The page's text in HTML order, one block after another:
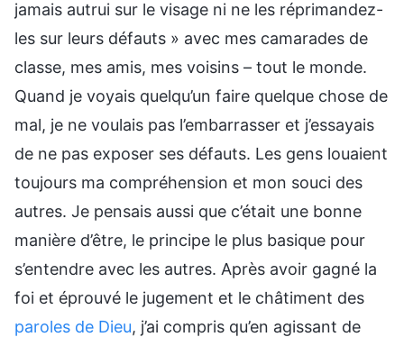
jamais autrui sur le visage ni ne les réprimandez-
les sur leurs défauts » avec mes camarades de
classe, mes amis, mes voisins – tout le monde.
Quand je voyais quelqu’un faire quelque chose de
mal, je ne voulais pas l’embarrasser et j’essayais
de ne pas exposer ses défauts. Les gens louaient
toujours ma compréhension et mon souci des
autres. Je pensais aussi que c’était une bonne
manière d’être, le principe le plus basique pour
s’entendre avec les autres. Après avoir gagné la
foi et éprouvé le jugement et le châtiment des
paroles de Dieu, j’ai compris qu’en agissant de